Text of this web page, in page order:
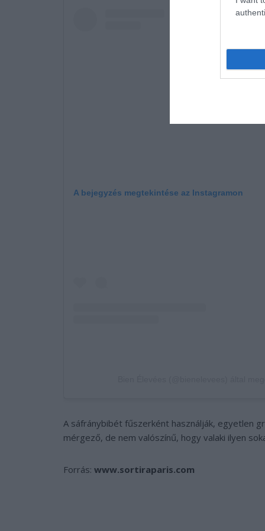
A bejegyzés megtekintése az Instagramon
A sáfránybibét fűszerként használják, egyetlen
mérgező, de nem valószínű, hogy valaki ilyen
Forrás: www.sortiraparis.com